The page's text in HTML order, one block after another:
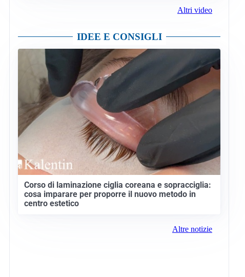
Altri video
IDEE E CONSIGLI
Corso di laminazione ciglia coreana e sopracciglia:
cosa imparare per proporre il nuovo metodo in
centro estetico
Altre notizie